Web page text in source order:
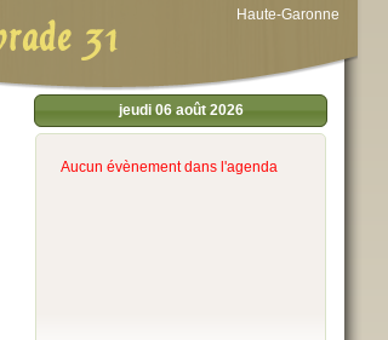
31 Haute-Garonne
jeudi 06 août 2026
Aucun évènement dans l'agenda